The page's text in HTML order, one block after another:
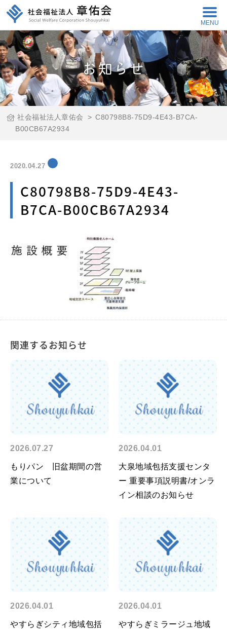
MENU
お知らせ
社会福祉法人章佑会 > C80798B8-75D9-4E43-B7CA-
B00CB67A2934
2020.04.27
C80798B8-75D9-4E43-
B7CA-B00CB67A2934
関連するお知らせ
2026.07.27
もりパン 旧盆期間の営
業について
2026.04.01
大泉地域包括支援センタ
ー 重要事項説明書/オンラ
イン相談のお知らせ
2026.04.01
やすらぎシティ地域包括
2026.04.01
やすらぎミラージュ地域